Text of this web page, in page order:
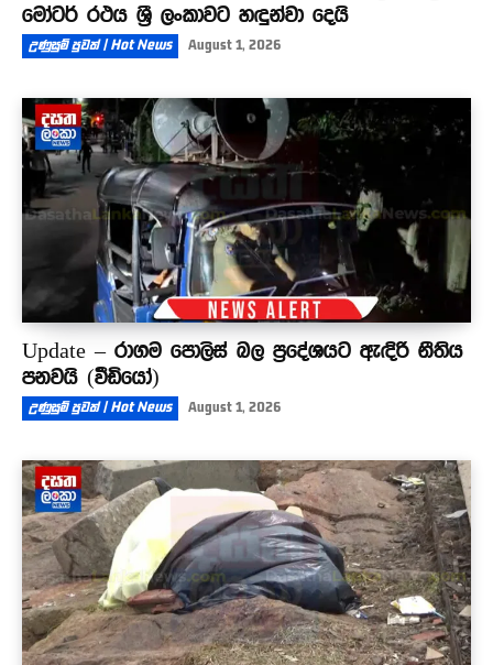
මෝටර් රථය ශ්‍රී ලංකාවට හඳුන්වා දෙයි
උණුසුම් පුවත් | Hot News August 1, 2026
Update – රාගම පොලිස් බල ප්‍රදේශයට ඇඳිරි නීතිය
පනවයි (වීඩියෝ)
උණුසුම් පුවත් | Hot News August 1, 2026